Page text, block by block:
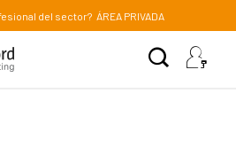
del sector? ÁREA PRIVADA